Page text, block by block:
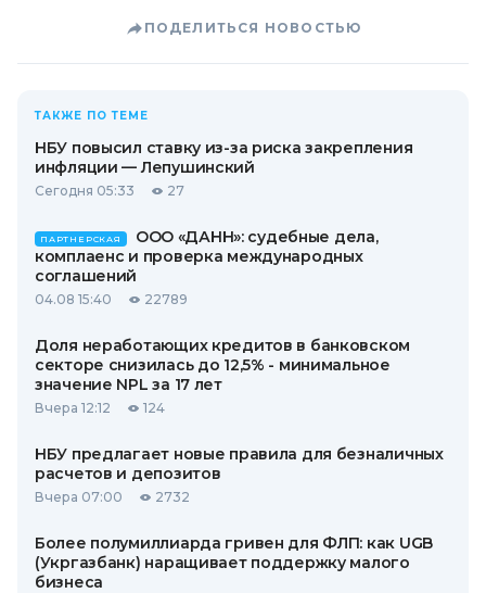
ПОДЕЛИТЬСЯ НОВОСТЬЮ
ТАКЖЕ ПО ТЕМЕ
НБУ повысил ставку из-за риска закрепления
инфляции — Лепушинский
Сегодня 05:33 27
ПАРТНЕРСКАЯ
ООО «ДАНН»: судебные дела,
комплаенс и проверка международных
соглашений
04.08 15:40 22789
Доля неработающих кредитов в банковском
секторе снизилась до 12,5% - минимальное
значение NPL за 17 лет
Вчера 12:12 124
НБУ предлагает новые правила для безналичных
расчетов и депозитов
Вчера 07:00 2732
Более полумиллиарда гривен для ФЛП: как UGB
(Укргазбанк) наращивает поддержку малого
бизнеса